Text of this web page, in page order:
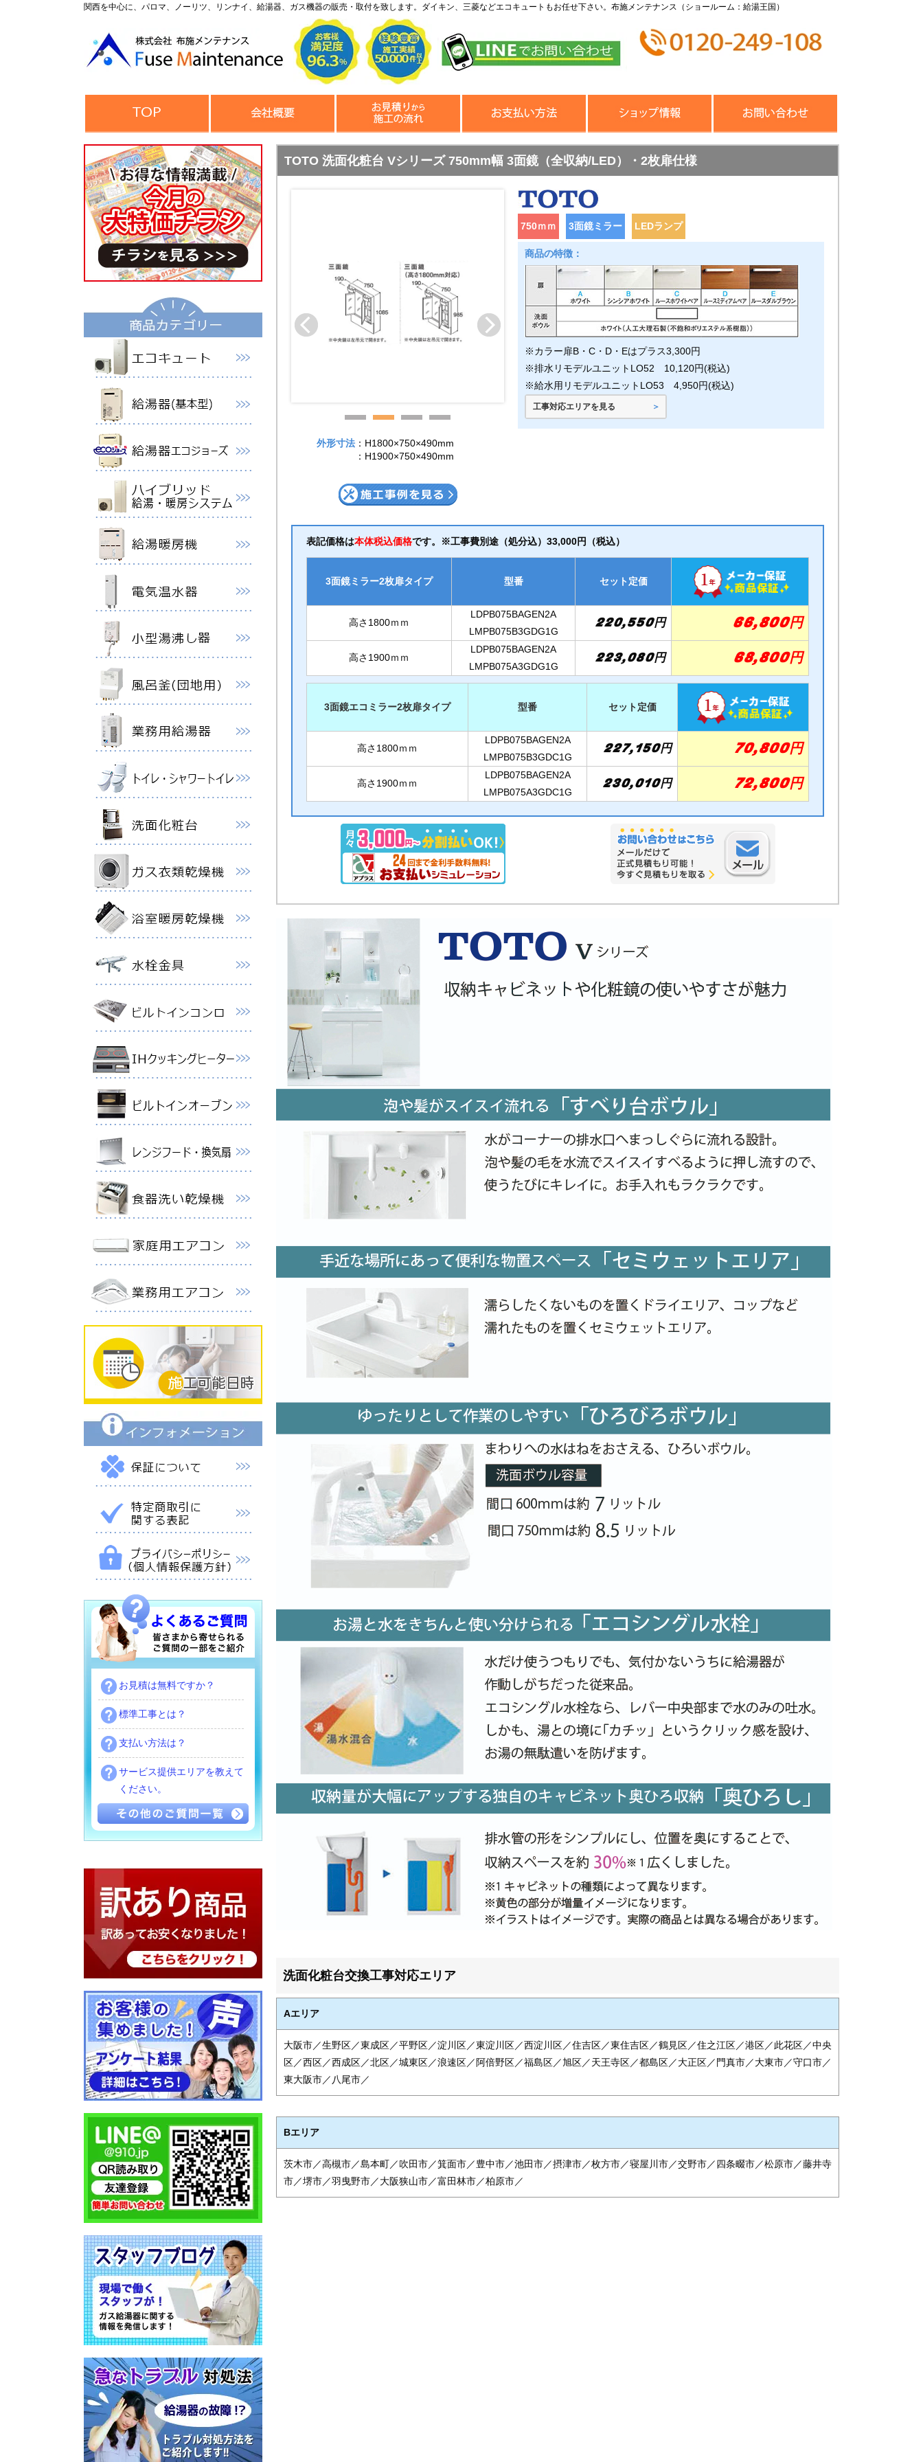
関西を中心に、パロマ、ノーリツ、リンナイ、給湯器、ガス機器の販売・取付を致します。ダイキン、三菱などエコキュートもお任せ下さい。布施メンテナンス（ショールーム：給湯王国）
TOTO 洗面化粧台 Vシリーズ 750mm幅 3面鏡（全収納/LED）・2枚扉仕様
外形寸法 ：H1800×750×490mm
：H1900×750×490mm
750ｍｍ 3面鏡ミラー LEDランプ
※カラー扉B・C・D・Eはプラス3,300円
※排水リモデルユニットLO52 10,120円(税込)
※給水用リモデルユニットLO53 4,950円(税込)
工事対応エリアを見る
表記価格は本体税込価格です。※工事費別途（処分込）33,000円（税込）
3面鏡ミラー2枚扉タイプ 型番 セット定価
高さ1800ｍｍ
LDPB075BAGEN2A
LMPB075B3GDG1G
220,550円 66,800円
高さ1900ｍｍ
LDPB075BAGEN2A
LMPB075A3GDG1G
223,080円 68,800円
3面鏡エコミラー2枚扉タイプ 型番 セット定価
高さ1800ｍｍ
LDPB075BAGEN2A
LMPB075B3GDC1G
227,150円 70,800円
高さ1900ｍｍ
LDPB075BAGEN2A
LMPB075A3GDC1G
230,010円 72,800円
洗面化粧台交換工事対応エリア
Aエリア
大阪市／生野区／東成区／平野区／淀川区／東淀川区／西淀川区／住吉区／東住吉区／鶴見区／住之江区／港区／此花区／中央
区／西区／西成区／北区／城東区／浪速区／阿倍野区／福島区／旭区／天王寺区／都島区／大正区／門真市／大東市／守口市／
東大阪市／八尾市／
Bエリア
茨木市／高槻市／島本町／吹田市／箕面市／豊中市／池田市／摂津市／枚方市／寝屋川市／交野市／四条畷市／松原市／藤井寺
市／堺市／羽曳野市／大阪狭山市／富田林市／柏原市／
お見積は無料ですか？
標準工事とは？
支払い方法は？
サービス提供エリアを教えて
ください。